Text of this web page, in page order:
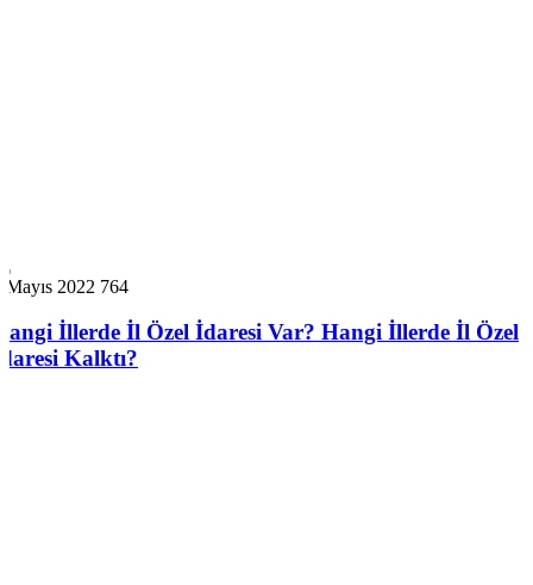
Mayıs 2022 764
İllerde İl Özel İdaresi Var? Hangi İllerde İl Özel
Kalktı?